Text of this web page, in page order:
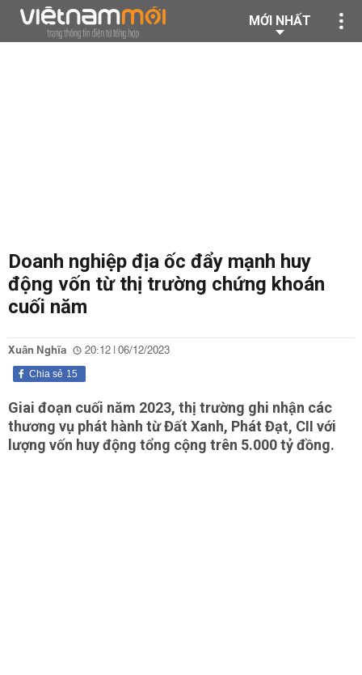
MỚI NHẤT
Doanh nghiệp địa ốc đẩy mạnh huy
động vốn từ thị trường chứng khoán
cuối năm
Xuân Nghĩa 20:12 | 06/12/2023
15
Chia sẻ
Giai đoạn cuối năm 2023, thị trường ghi nhận các
thương vụ phát hành từ Đất Xanh, Phát Đạt, CII với
lượng vốn huy động tổng cộng trên 5.000 tỷ đồng.